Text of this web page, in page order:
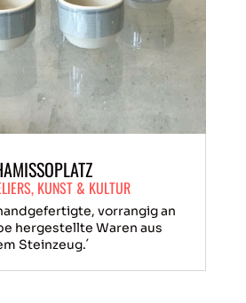
, KUNST & KULTUR
vorrangig an
hergestellte Waren aus
Steinzeug.´